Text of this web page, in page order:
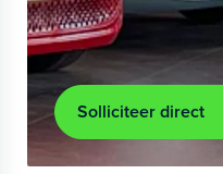
Solliciteer direct